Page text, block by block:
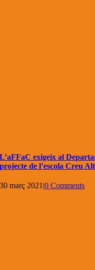
L’aFFaC exigeix al
projecte de l’escola Creu
30 març 2021 |0 Comments